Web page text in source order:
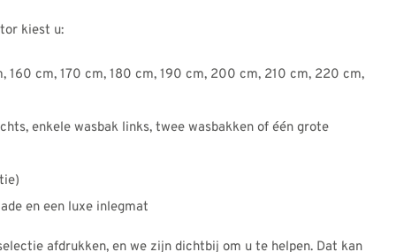
kiest u:
160 cm, 170 cm, 180 cm, 190 cm, 200 cm, 210 cm, 220 cm,
enkele wasbak links, twee wasbakken of één grote
en een luxe inlegmat
afdrukken, en we zijn dichtbij om u te helpen. Dat kan